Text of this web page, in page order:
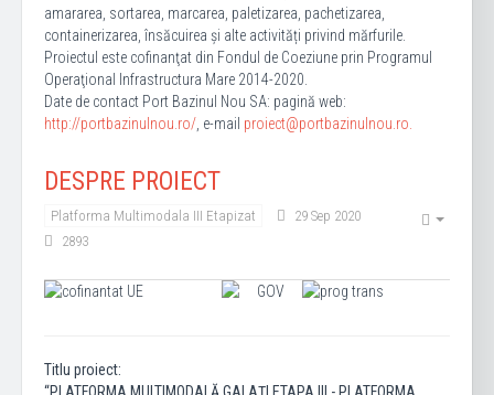
amararea, sortarea, marcarea, paletizarea, pachetizarea,
containerizarea, însăcuirea și alte activități privind mărfurile.
Proiectul este cofinanţat din Fondul de Coeziune prin Programul
Operaţional Infrastructura Mare 2014-2020.
Date de contact Port Bazinul Nou SA: pagină web:
http://portbazinulnou.ro/ , e-mail proiect@portbazinulnou.ro
DESPRE PROIECT
Platforma Multimodala III Etapizat
29 Sep 2020
2893
Titlu proiect: